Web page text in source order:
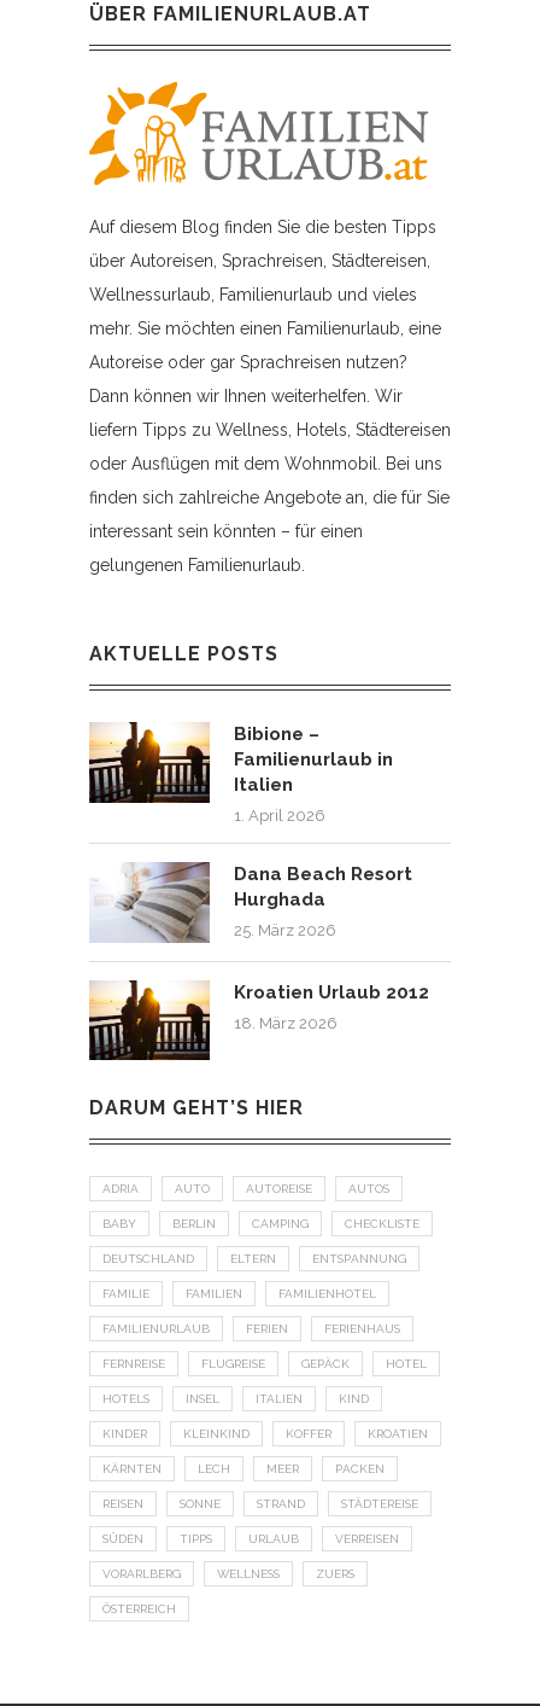
ÜBER FAMILIENURLAUB.AT
Auf diesem Blog finden Sie die besten Tipps
über Autoreisen, Sprachreisen, Städtereisen,
Wellnessurlaub, Familienurlaub und vieles
mehr. Sie möchten einen Familienurlaub, eine
Autoreise oder gar Sprachreisen nutzen?
Dann können wir Ihnen weiterhelfen. Wir
liefern Tipps zu Wellness, Hotels, Städtereisen
oder Ausflügen mit dem Wohnmobil. Bei uns
finden sich zahlreiche Angebote an, die für Sie
interessant sein könnten – für einen
gelungenen Familienurlaub.
AKTUELLE POSTS
Bibione –
Familienurlaub in
Italien
1. April 2026
Dana Beach Resort
Hurghada
25. März 2026
Kroatien Urlaub 2012
18. März 2026
DARUM GEHT’S HIER
ADRIA AUTO AUTOREISE AUTOS
BABY BERLIN CAMPING CHECKLISTE
DEUTSCHLAND ELTERN ENTSPANNUNG
FAMILIE FAMILIEN FAMILIENHOTEL
FAMILIENURLAUB FERIEN FERIENHAUS
FERNREISE FLUGREISE GEPÄCK HOTEL
HOTELS INSEL ITALIEN KIND
KINDER KLEINKIND KOFFER KROATIEN
KÄRNTEN LECH MEER PACKEN
REISEN SONNE STRAND STÄDTEREISE
SÜDEN TIPPS URLAUB VERREISEN
VORARLBERG WELLNESS ZUERS
ÖSTERREICH